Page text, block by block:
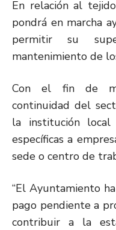
En relación al
pondrá en marcha
permitir su
mantenimiento de
Con el fin de
continuidad del
la institución local
específicas a
sede o centro de
“El Ayuntamiento
pago pendiente a
contribuir a la